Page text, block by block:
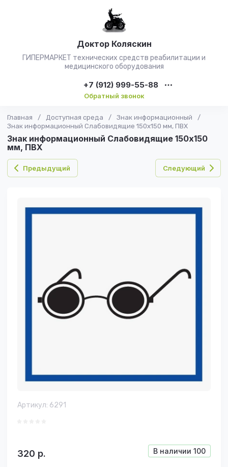
Доктор Коляскин
ГИПЕРМАРКЕТ технических средств реабилитации и
медицинского оборудования
+7 (912) 999-55-88
Обратный звонок
Главная / Доступная среда / Знак информационный
/
Знак информационный Слабовидящие 150х150 мм, ПВХ
Знак информационный Слабовидящие 150х150
мм, ПВХ
Предыдущий Следующий
Артикул: 6291
В наличии 100
320 р.